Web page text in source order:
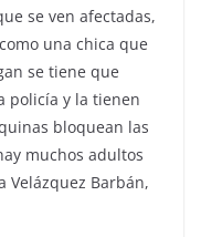
se ven afectadas,
una chica que
se tiene que
policía y la tienen
bloquean las
muchos adultos
Velázquez Barbán,